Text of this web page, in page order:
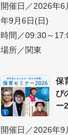
開催日／2026年
年9月6日(日)
時間／09:30～
場所／関東
保
び
ー
開催日／2026年9